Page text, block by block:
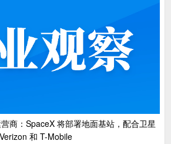
商：SpaceX 将部署地面基站，配合卫星
和 T-Mobile